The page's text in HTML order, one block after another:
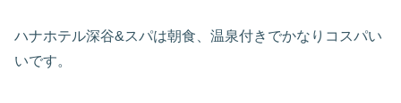
ハナホテル深谷&スパは朝食、温泉付きでかなりコスパい
いです。